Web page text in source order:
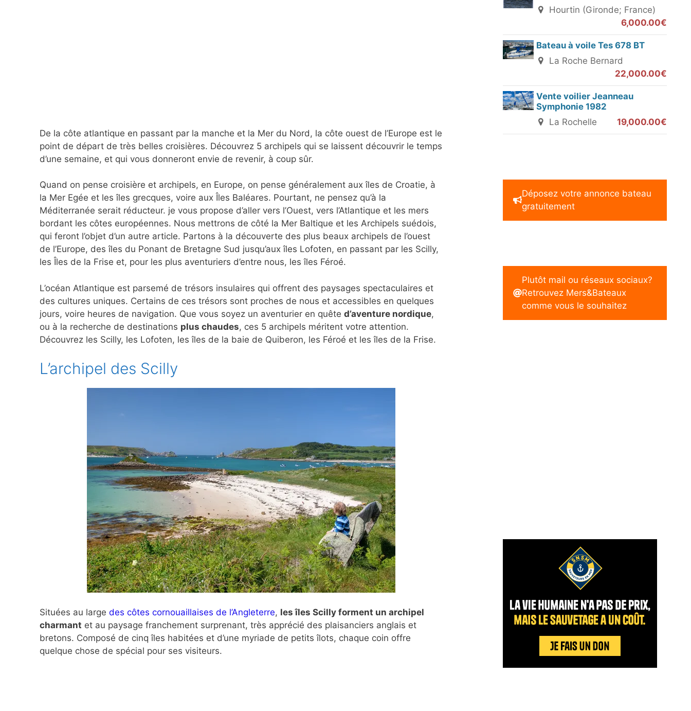
De la côte atlantique en passant par la manche et la Mer du Nord, la côte ouest de l’Europe est le
point de départ de très belles croisières. Découvrez 5 archipels qui se laissent découvrir le temps
d’une semaine, et qui vous donneront envie de revenir, à coup sûr.
Quand on pense croisière et archipels, en Europe, on pense généralement aux îles de Croatie, à
la Mer Egée et les îles grecques, voire aux Îles Baléares. Pourtant, ne pensez qu’à la
Méditerranée serait réducteur. je vous propose d’aller vers l’Ouest, vers l’Atlantique et les mers
bordant les côtes européennes. Nous mettrons de côté la Mer Baltique et les Archipels suédois,
qui feront l’objet d’un autre article. Partons à la découverte des plus beaux archipels de l’ouest
de l’Europe, des îles du Ponant de Bretagne Sud jusqu’aux îles Lofoten, en passant par les Scilly,
les Îles de la Frise et, pour les plus aventuriers d’entre nous, les îles Féroé.
L’océan Atlantique est parsemé de trésors insulaires qui offrent des paysages spectaculaires et
des cultures uniques. Certains de ces trésors sont proches de nous et accessibles en quelques
jours, voire heures de navigation. Que vous soyez un aventurier en quête d’aventure nordique,
ou à la recherche de destinations plus chaudes, ces 5 archipels méritent votre attention.
Découvrez les Scilly, les Lofoten, les îles de la baie de Quiberon, les Féroé et les îles de la Frise.
L’archipel des Scilly
Situées au large des côtes cornouaillaises de l’Angleterre, les îles Scilly forment un archipel
charmant et au paysage franchement surprenant, très apprécié des plaisanciers anglais et
bretons. Composé de cinq îles habitées et d’une myriade de petits îlots, chaque coin offre
quelque chose de spécial pour ses visiteurs.
Hourtin (Gironde; France)
6,000.00€
Bateau à voile Tes 678 BT
La Roche Bernard
22,000.00€
Vente voilier Jeanneau
Symphonie 1982
La Rochelle
19,000.00€
Déposez votre annonce bateau
gratuitement
Plutôt mail ou réseaux sociaux?
Retrouvez Mers&Bateaux
comme vous le souhaitez